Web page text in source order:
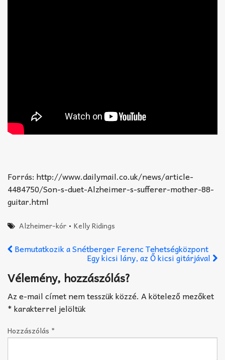
Forrás: http://www.dailymail.co.uk/news/article-
4484750/Son-s-duet-Alzheimer-s-sufferer-mother-88-
guitar.html
Alzheimer-kór •Kelly Ridings
Bemutatkozik a Snétberger Ferenc Tehetségközpont
Egy kicsi lány, az Ő kicsi gitárjával
Vélemény, hozzászólás?
Az e-mail címet nem tesszük közzé. A kötelező mezőket
*karakterrel jelöltük
Hozzászólás *